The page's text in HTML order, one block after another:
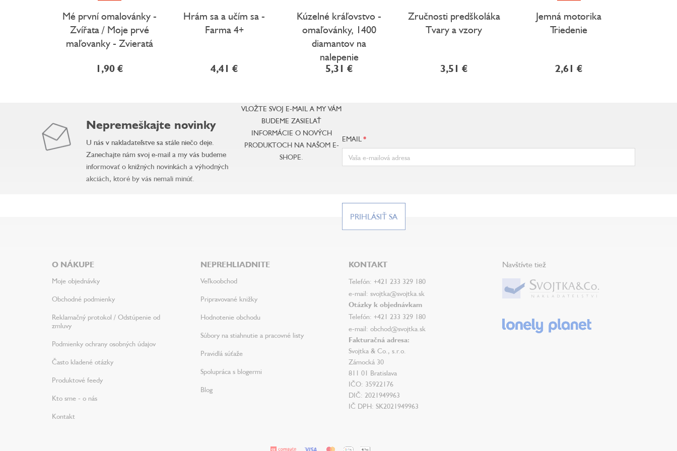
Mé první omalovánky -
Zvířata / Moje prvé
maľovanky - Zvieratá
1,90 €
Hrám sa a učím sa -
Farma 4+
4,41 €
Kúzelné kráľovstvo -
omaľovánky, 1400
diamantov na
nalepenie
5,31 €
Zručnosti predškoláka
Tvary a vzory
3,51 €
Jemná motorika
Triedenie
2,61 €
Nepremeškajte novinky
U nás v nakladateľstve sa stále niečo deje.
Zanechajte nám svoj e-mail a my vás budeme
informovať o knižných novinkách a výhodných
akciách, ktoré by vás nemali minúť.
VLOŽTE SVOJ E-MAIL A MY VÁM
BUDEME ZASIELAŤ
INFORMÁCIE O NOVÝCH
PRODUKTOCH NA NAŠOM E-
SHOPE.
EMAIL
PRIHLÁSIŤ SA
O NÁKUPE
Moje objednávky
Obchodné podmienky
Reklamačný protokol / Odstúpenie od
zmluvy
Podmienky ochrany osobných údajov
Často kladené otázky
Produktové feedy
Kto sme - o nás
Kontakt
NEPREHLIADNITE
Veľkoobchod
Pripravované knižky
Hodnotenie obchodu
Súbory na stiahnutie a pracovné listy
Pravidlá súťaže
Spolupráca s blogermi
Blog
KONTAKT
Telefón: +421 233 329 180
e-mail: svojtka@svojtka.sk
Otázky k objednávkam
Telefón: +421 233 329 180
e-mail: obchod@svojtka.sk
Fakturačná adresa:
Svojtka & Co., s.r.o.
Zámocká 30
811 01 Bratislava
IČO: 35922176
DIČ: 2021949963
IČ DPH: SK2021949963
Navštívte tiež